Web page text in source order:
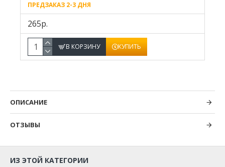
ПРЕДЗАКАЗ 2-3 ДНЯ
265р.
В КОРЗИНУ КУПИТЬ
ОПИСАНИЕ
ОТЗЫВЫ
ИЗ ЭТОЙ КАТЕГОРИИ